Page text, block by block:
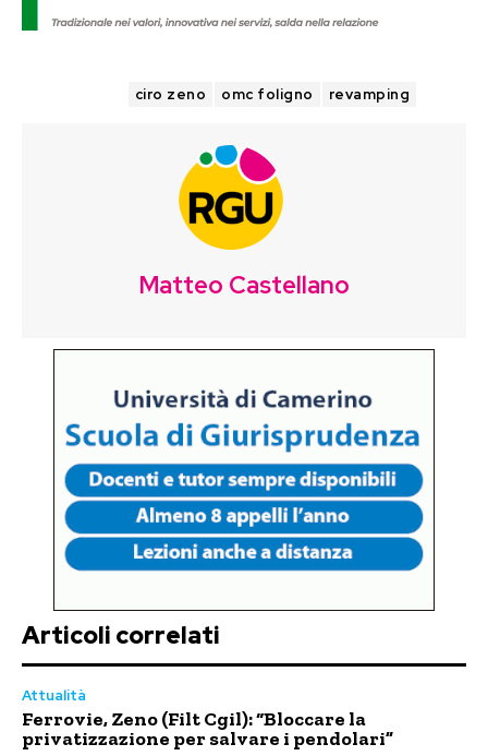
ciro zeno omc foligno revamping
Matteo Castellano
Articoli correlati
Attualità
Ferrovie, Zeno (Filt Cgil): “Bloccare la
privatizzazione per salvare i pendolari”